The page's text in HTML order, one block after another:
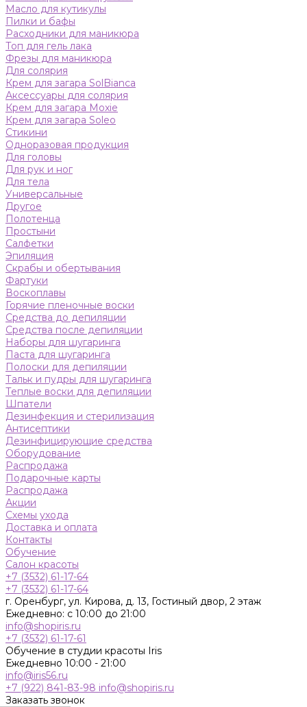
Масло для кутикулы
Пилки и бафы
Расходники для маникюра
Топ для гель лака
Фрезы для маникюра
Для солярия
Крем для загара SolBianca
Аксессуары для солярия
Крем для загара Moxie
Крем для загара Soleo
Стикини
Одноразовая продукция
Для головы
Для рук и ног
Для тела
Универсальные
Другое
Полотенца
Простыни
Салфетки
Эпиляция
Скрабы и обертывания
Фартуки
Воскоплавы
Горячие пленочные воски
Средства до депиляции
Средства после депиляции
Наборы для шугаринга
Паста для шугаринга
Полоски для депиляции
Тальк и пудры для шугаринга
Теплые воски для депиляции
Шпатели
Дезинфекция и стерилизация
Антисептики
Дезинфицирующие средства
Оборудование
Распродажа
Подарочные карты
Распродажа
Акции
Схемы ухода
Доставка и оплата
Контакты
Обучение
Салон красоты
+7 (3532) 61-17-64
+7 (3532) 61-17-64
г. Оренбург, ул. Кирова, д. 13, Гостиный двор, 2 этаж
Ежедневно: с 10:00 до 21:00
info@shopiris.ru
+7 (3532) 61-17-61
Обучение в студии красоты Iris
Ежедневно 10:00 - 21:00
info@iris56.ru
+7 (922) 841-83-98 info@shopiris.ru
Заказать звонок